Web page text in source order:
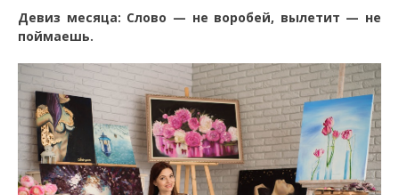
Девиз месяца: Слово — не воробей, вылетит — не
поймаешь.